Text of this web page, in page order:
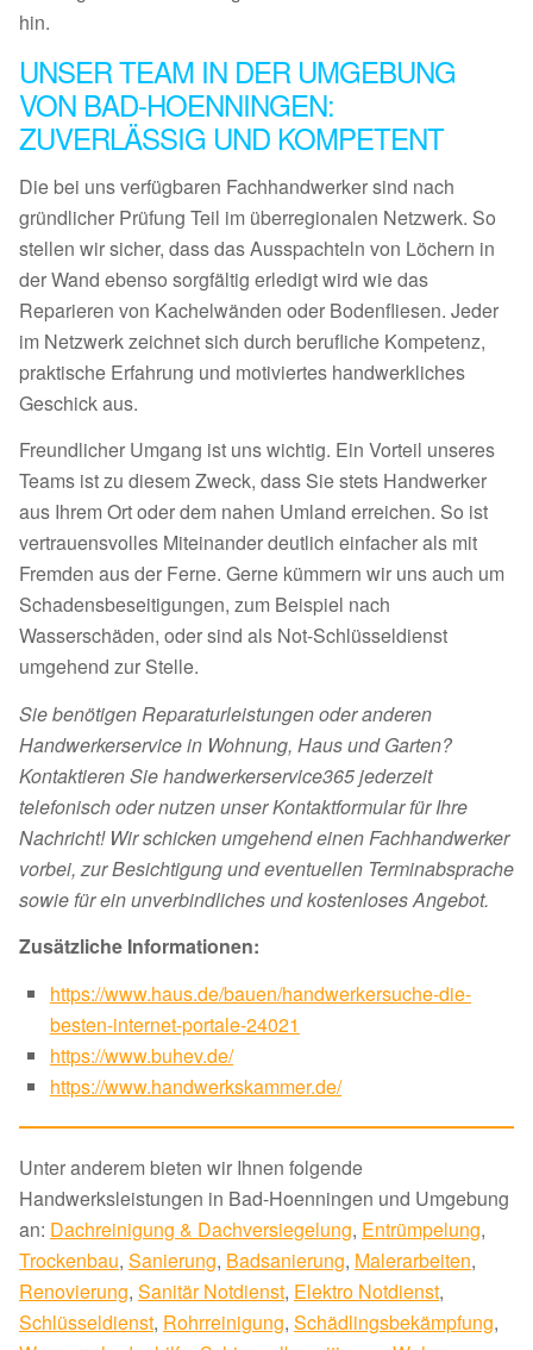
hin.
UNSER TEAM IN DER UMGEBUNG
VON BAD-HOENNINGEN:
ZUVERLÄSSIG UND KOMPETENT
Die bei uns verfügbaren Fachhandwerker sind nach
gründlicher Prüfung Teil im überregionalen Netzwerk. So
stellen wir sicher, dass das Ausspachteln von Löchern in
der Wand ebenso sorgfältig erledigt wird wie das
Reparieren von Kachelwänden oder Bodenfliesen. Jeder
im Netzwerk zeichnet sich durch berufliche Kompetenz,
praktische Erfahrung und motiviertes handwerkliches
Geschick aus.
Freundlicher Umgang ist uns wichtig. Ein Vorteil unseres
Teams ist zu diesem Zweck, dass Sie stets Handwerker
aus Ihrem Ort oder dem nahen Umland erreichen. So ist
vertrauensvolles Miteinander deutlich einfacher als mit
Fremden aus der Ferne. Gerne kümmern wir uns auch um
Schadensbeseitigungen, zum Beispiel nach
Wasserschäden, oder sind als Not-Schlüsseldienst
umgehend zur Stelle.
Sie benötigen Reparaturleistungen oder anderen
Handwerkerservice in Wohnung, Haus und Garten?
Kontaktieren Sie handwerkerservice365 jederzeit
telefonisch oder nutzen unser Kontaktformular für Ihre
Nachricht! Wir schicken umgehend einen Fachhandwerker
vorbei, zur Besichtigung und eventuellen Terminabsprache
sowie für ein unverbindliches und kostenloses Angebot.
Zusätzliche Informationen:
https://www.haus.de/bauen/handwerkersuche-die-
besten-internet-portale-24021
https://www.buhev.de/
https://www.handwerkskammer.de/
Unter anderem bieten wir Ihnen folgende
Handwerksleistungen in Bad-Hoenningen und Umgebung
an: Dachreinigung & Dachversiegelung, Entrümpelung,
Trockenbau, Sanierung, Badsanierung, Malerarbeiten,
Renovierung, Sanitär Notdienst, Elektro Notdienst,
Schlüsseldienst, Rohrreinigung, Schädlingsbekämpfung,